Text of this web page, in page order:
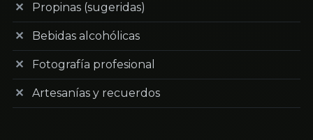
Propinas (sugeridas)
Bebidas alcohólicas
Fotografía profesional
Artesanías y recuerdos